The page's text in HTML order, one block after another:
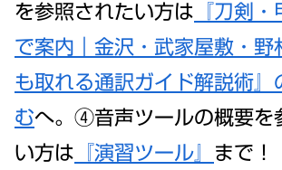
を参照されたい方は 『刀剣
で案内｜金沢・武家屋敷・野
も取れる通訳ガイド解説術』
むへ。④音声ツールの概要を
い方は 『演習ツール』 まで！